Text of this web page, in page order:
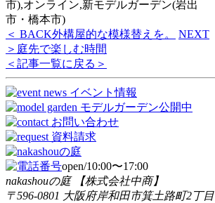
市),オンライン,新モデルガーデン(岩出
市・橋本市)
＜ BACK外構屋的な模様替えを。
NEXT
＞ 庭先で楽しむ時間
＜記事一覧に戻る＞
open/10:00〜17:00
nakashouの庭 【株式会社中商】
〒596-0801 大阪府岸和田市箕土路町2丁目